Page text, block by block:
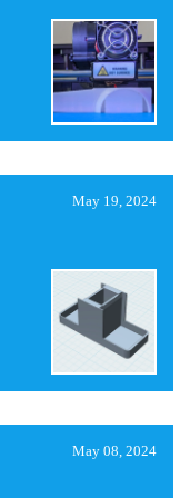
May 19, 2024
May 08, 2024